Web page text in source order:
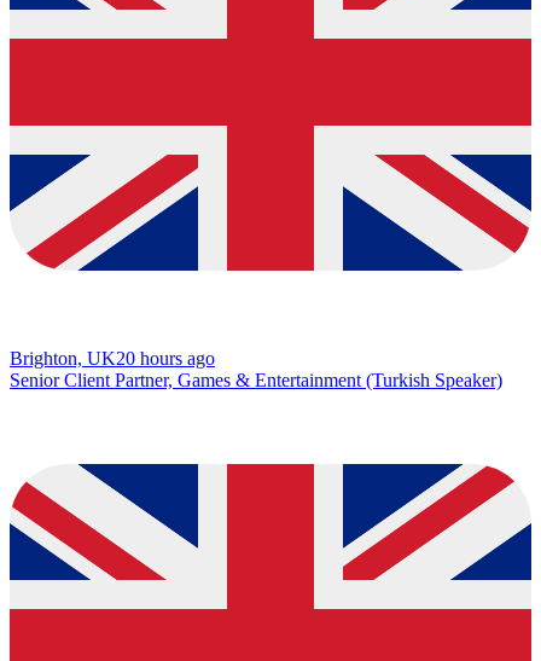
Brighton, UK20 hours ago
Senior Client Partner, Games & Entertainment (Turkish Speaker)